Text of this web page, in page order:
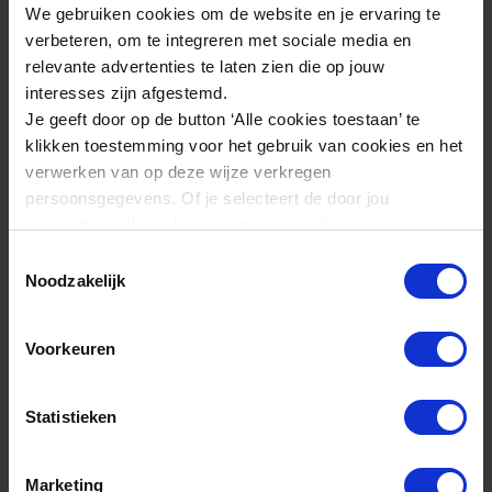
We gebruiken cookies om de website en je ervaring te
verbeteren, om te integreren met sociale media en
relevante advertenties te laten zien die op jouw
interesses zijn afgestemd.
Je geeft door op de button ‘Alle cookies toestaan’ te
klikken toestemming voor het gebruik van cookies en het
verwerken van op deze wijze verkregen
persoonsgegevens. Of je selecteert de door jou
Noodzakelijk
Voorkeuren
Statistieken
Marketing
€ 525,00 excl. btw
Stabiel en stevig
Hoge veiligheid
Bouwhek enkele deur Anti-Climb Rood